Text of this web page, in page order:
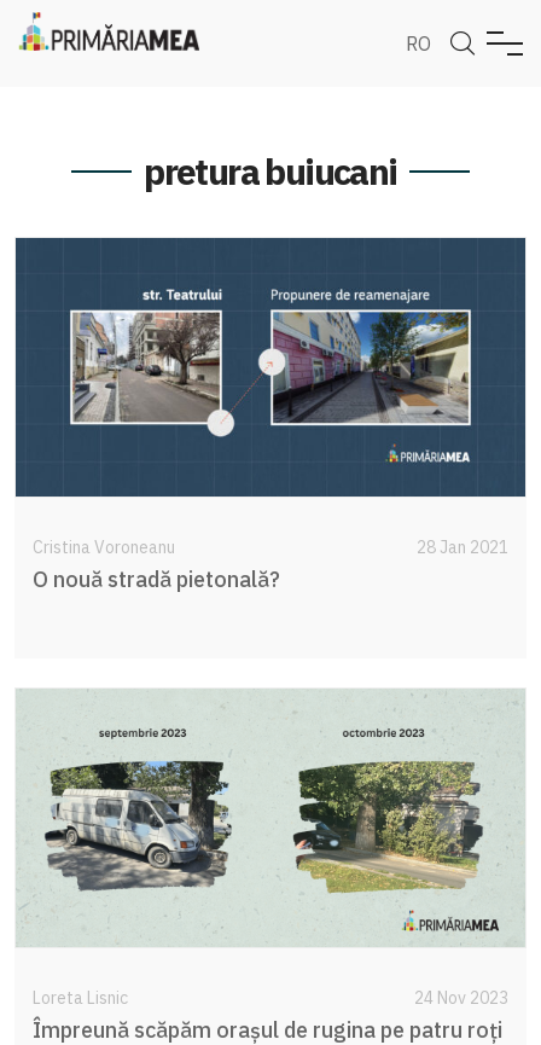
RO
pretura buiucani
Cristina Voroneanu 28 Jan 2021
O nouă stradă pietonală?
Loreta Lisnic 24 Nov 2023
Împreună scăpăm orașul de rugina pe patru roți